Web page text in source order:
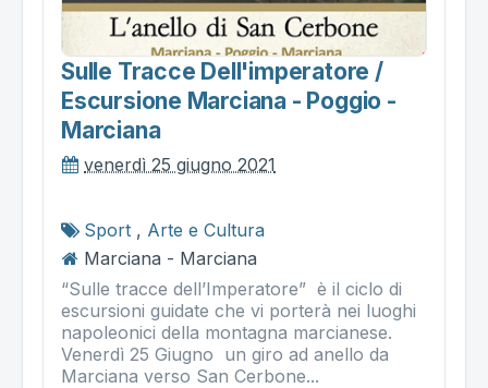
Sulle Tracce Dell'imperatore /
Escursione Marciana - Poggio -
Marciana
venerdì 25 giugno 2021
Sport , Arte e Cultura
Marciana - Marciana
“Sulle tracce dell’Imperatore” è il ciclo di
escursioni guidate che vi porterà nei luoghi
napoleonici della montagna marcianese.
Venerdì 25 Giugno un giro ad anello da
Marciana verso San Cerbone...